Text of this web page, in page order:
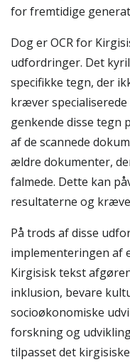
for fremtidige
Dog er OCR for
udfordringer. Det
specifikke tegn, der
kræver
genkende disse tegn
af de scannede
ældre dokumenter,
falmede. Dette kan
resultaterne og
På trods af disse
implementeringen af
Kirgisisk tekst
inklusion, bevare
socioøkonomiske
forskning og
tilpasset det